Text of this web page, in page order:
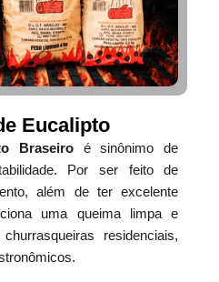
Eucalipto
Braseiroé sinônimo de
Por ser feito de
além de ter excelente
uma queima limpa e
residenciais,